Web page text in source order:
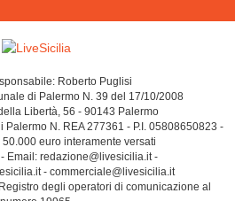
Roberto Puglisi
di Palermo N. 39 del 17/10/2008
Libertà, 56 - 90143 Palermo
N. REA 277361 - P.I. 05808650823 -
euro interamente versati
Email: redazione@livesicilia.it -
- commerciale@livesicilia.it
degli operatori di comunicazione al